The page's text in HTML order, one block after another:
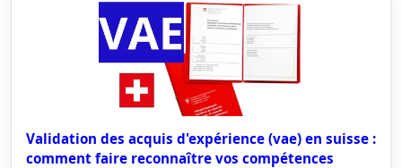
Validation des acquis d'expérience (vae) en suisse :
comment faire reconnaître vos compétences